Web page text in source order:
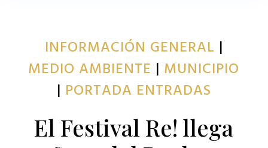
INFORMACIÓN GENERAL |
MEDIO AMBIENTE | MUNICIPIO
| PORTADA ENTRADAS
El Festival Re! llega